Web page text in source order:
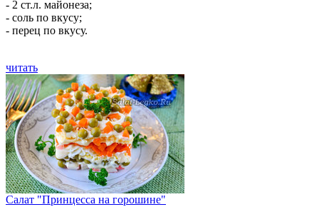
- 2 ст.л. майонеза;
- соль по вкусу;
- перец по вкусу.
читать
Салат "Принцесса на горошине"